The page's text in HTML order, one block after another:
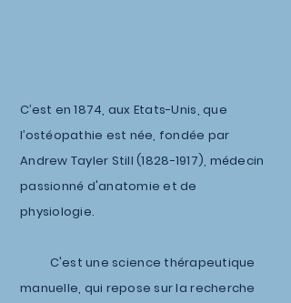
C’est en 1874, aux Etats-Unis, que
l’ostéopathie est née, fondée par
Andrew Tayler Still(1828-1917), médecin
passionné d'anatomie et de
physiologie.
C'est une science thérapeutique
manuelle, qui repose sur la recherche